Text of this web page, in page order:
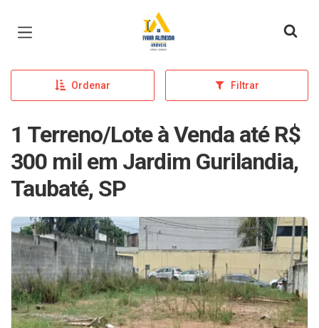
Página inicial
Ordenar Filtrar
1 Terreno/Lote à Venda até R$
300 mil em Jardim Gurilandia,
Taubaté, SP